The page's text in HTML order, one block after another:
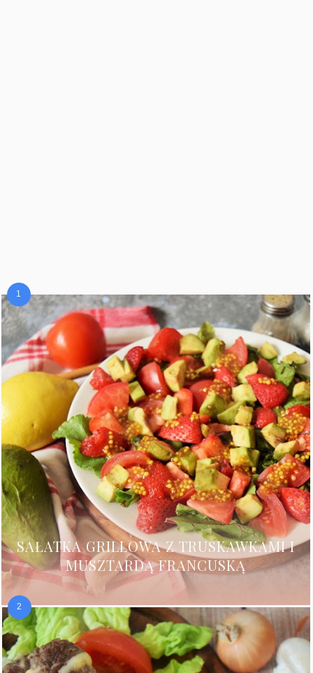
SAŁATKA GRILLOWA Z TRUSKAWKAMI I
MUSZTARDĄ FRANCUSKĄ